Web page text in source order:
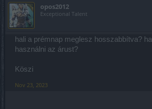
opos2012
Exceptional Talent
hali a prémnap meglesz hosszabbítva?
használni az árust?
Köszi
Nov 23, 2023